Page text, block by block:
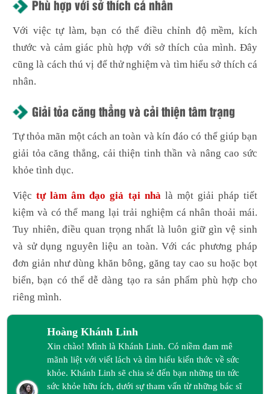
Phù hợp với sở thích cá nhân
Với việc tự làm, bạn có thể điều chỉnh độ mềm, kích
thước và cảm giác phù hợp với sở thích của mình. Đây
cũng là cách thú vị để thử nghiệm và tìm hiểu sở thích cá
nhân.
Giải tỏa căng thẳng và cải thiện tâm trạng
Tự thỏa mãn một cách an toàn và kín đáo có thể giúp bạn
giải tỏa căng thẳng, cải thiện tinh thần và nâng cao sức
khỏe tình dục.
Việctự làm âm đạo giả tại nhàlà một giải pháp tiết
kiệm và có thể mang lại trải nghiệm cá nhân thoải mái.
Tuy nhiên, điều quan trọng nhất là luôn giữ gìn vệ sinh
và sử dụng nguyên liệu an toàn. Với các phương pháp
đơn giản như dùng khăn bông, găng tay cao su hoặc bọt
biển, bạn có thể dễ dàng tạo ra sản phẩm phù hợp cho
riêng mình.
Hoàng Khánh Linh
Xin chào! Mình là Khánh Linh. Có niềm đam mê
mãnh liệt với viết lách và tìm hiểu kiến thức về sức
khỏe. Khánh Linh sẽ chia sẻ đến bạn những tin tức
sức khỏe hữu ích, dưới sự tham vấn từ những bác sĩ